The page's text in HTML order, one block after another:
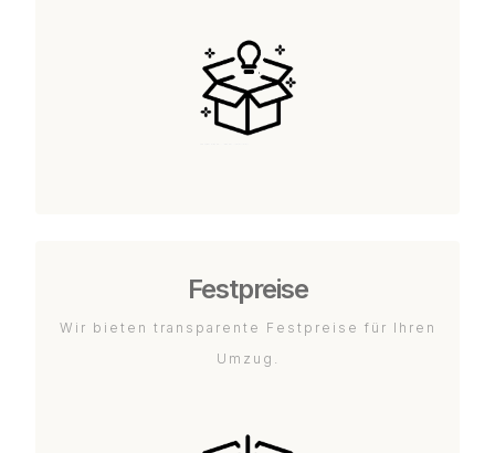
Festpreise
Wir bieten transparente Festpreise für Ihren
Umzug.